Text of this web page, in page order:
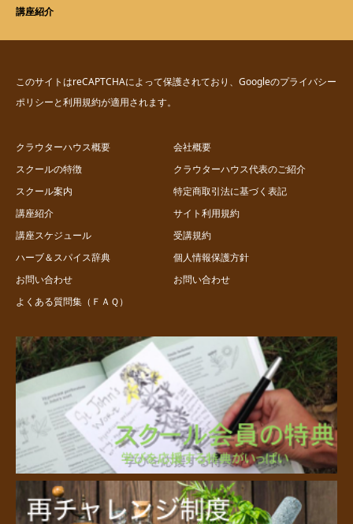
講座紹介
このサイトはreCAPTCHAによって保護されており、Googleのプライバシー
ポリシーと利用規約が適用されます。
クラウターハウス概要
スクールの特徴
スクール案内
講座紹介
講座スケジュール
ハーブ＆スパイス辞典
お問い合わせ
よくある質問集（ＦＡＱ）
会社概要
クラウターハウス代表のご紹介
特定商取引法に基づく表記
サイト利用規約
受講規約
個人情報保護方針
お問い合わせ